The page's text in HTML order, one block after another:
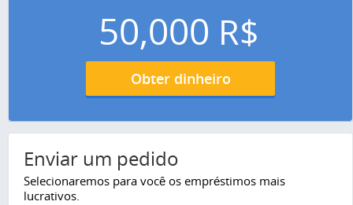
50,000 R$
Obter dinheiro
Enviar um pedido
Selecionaremos para você os empréstimos mais
lucrativos.